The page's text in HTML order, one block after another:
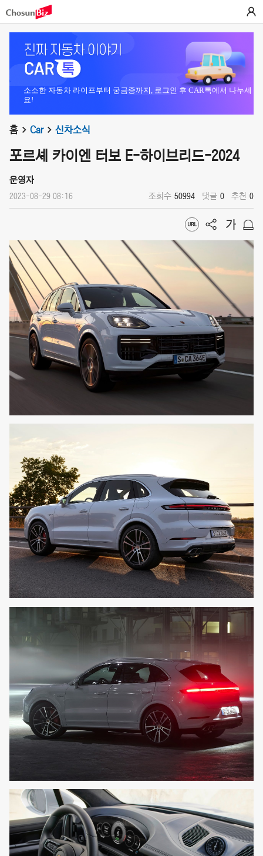
소소한 자동차 라이프부터 궁금증까지, 로그인 후 CAR톡에서 나누세
요!
홈 Car 신차소식
포르셰 카이엔 터보 E-하이브리드-2024
운영자
2023-08-29 08:16 조회수 50994 댓글 0 추천 0